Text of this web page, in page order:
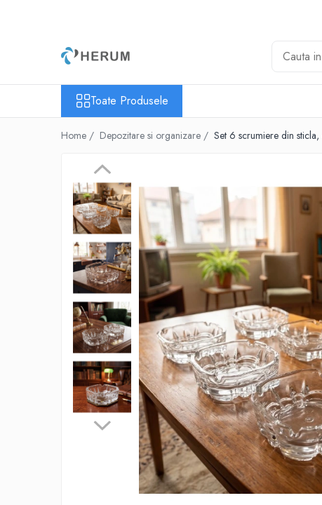
Toate Produsele
Depozitare si organizare
Toate Produsele
Home / Depozitare si organizare / Set 6 scrumiere din